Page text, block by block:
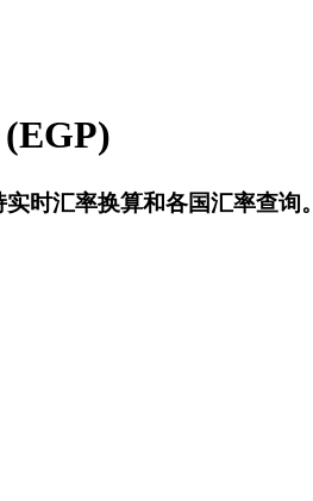
时汇率换算和各国汇率查询。